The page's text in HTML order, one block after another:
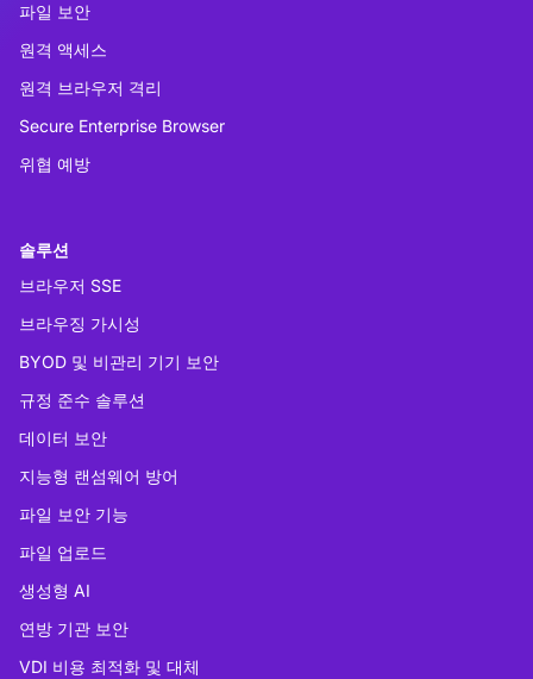
파일 보안
원격 액세스
원격 브라우저 격리
Secure Enterprise Browser
위협 예방
솔루션
브라우저 SSE
브라우징 가시성
BYOD 및 비관리 기기 보안
규정 준수 솔루션
데이터 보안
지능형 랜섬웨어 방어
파일 보안 기능
파일 업로드
생성형 AI
연방 기관 보안
VDI 비용 최적화 및 대체